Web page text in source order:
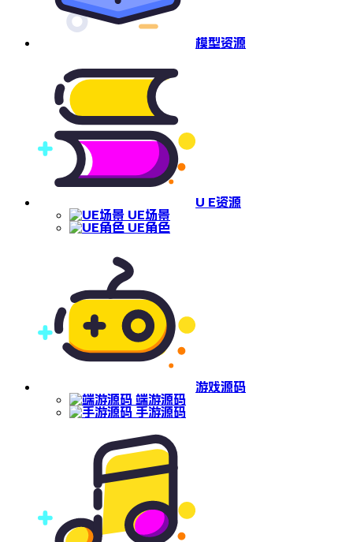
模型资源
U E资源
UE场景
UE角色
游戏源码
端游源码
手游源码